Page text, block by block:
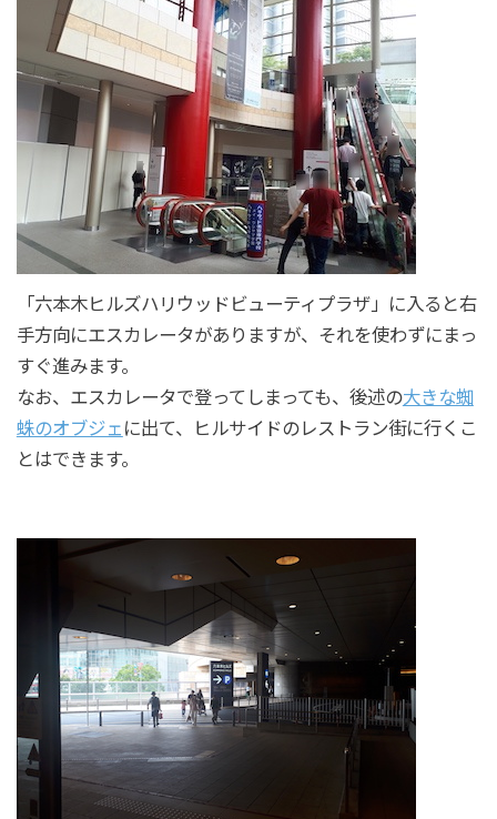
「六本木ヒルズハリウッドビューティプラザ」に入ると右
手方向にエスカレータがありますが、それを使わずにまっ
すぐ進みます。
なお、エスカレータで登ってしまっても、後述の大きな蜘
蛛のオブジェ に出て、ヒルサイドのレストラン街に行くこ
とはできます。